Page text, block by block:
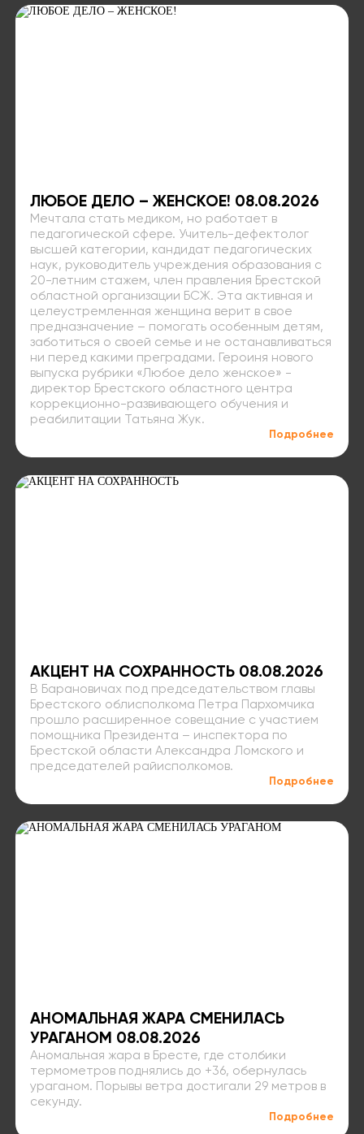
ЛЮБОЕ ДЕЛО – ЖЕНСКОЕ! 08.08.2026
Мечтала стать медиком, но работает в
педагогической сфере. Учитель-дефектолог
высшей категории, кандидат педагогических
наук, руководитель учреждения образования с
20-летним стажем, член правления Брестской
областной организации БСЖ. Эта активная и
целеустремленная женщина верит в свое
предназначение – помогать особенным детям,
заботиться о своей семье и не останавливаться
ни перед какими преградами. Героиня нового
выпуска рубрики «Любое дело женское» -
директор Брестского областного центра
коррекционно-развивающего обучения и
реабилитации Татьяна Жук.
Подробнее
АКЦЕНТ НА СОХРАННОСТЬ 08.08.2026
В Барановичах под председательством главы
Брестского облисполкома Петра Пархомчика
прошло расширенное совещание с участием
помощника Президента – инспектора по
Брестской области Александра Ломского и
председателей райисполкомов.
Подробнее
АНОМАЛЬНАЯ ЖАРА СМЕНИЛАСЬ
УРАГАНОМ 08.08.2026
Аномальная жара в Бресте, где столбики
термометров поднялись до +36, обернулась
ураганом. Порывы ветра достигали 29 метров в
секунду.
Подробнее